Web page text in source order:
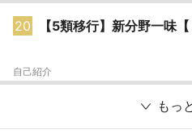
20 【5類移行】新分野一味
自己紹介
もっ